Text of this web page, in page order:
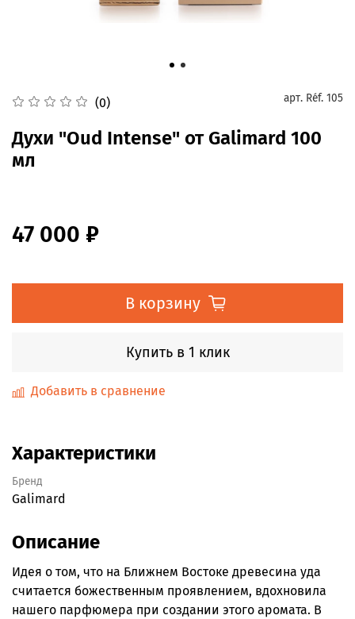
(0) арт. Réf. 105
Духи "Oud Intense" от Galimard 100
мл
47 000 ₽
В корзину
Купить в 1 клик
Добавить в сравнение
Характеристики
Бренд
Galimard
Описание
Идея о том, что на Ближнем Востоке древесина уда
считается божественным проявлением, вдохновила
нашего парфюмера при создании этого аромата. В